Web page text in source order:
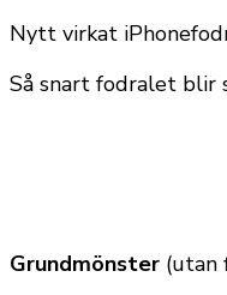
Nytt virkat
Så snart fodralet blir
Grundmönster (utan